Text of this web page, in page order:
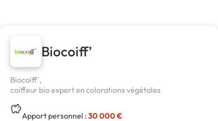
Biocoiff’
Biocoiff',
coiffeur bio expert en colorations végétales
Apport personnel :30 000 €